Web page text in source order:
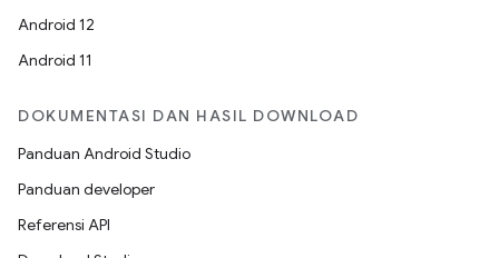
Android 12
Android 11
DOKUMENTASI DAN HASIL DOWNLOAD
Panduan Android Studio
Panduan developer
Referensi API